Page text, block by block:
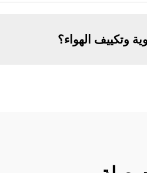
وتكييف الهواء؟